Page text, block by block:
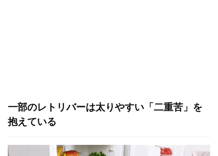
一部のレトリバーは太りやすい「二重苦」を
抱えている